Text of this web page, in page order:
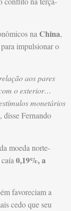
na China,
impulsionar o
aos pares
o exterior…
monetários
, disse Fernando
moeda norte-
0,19%, a
favoreciam a
cedo que seu